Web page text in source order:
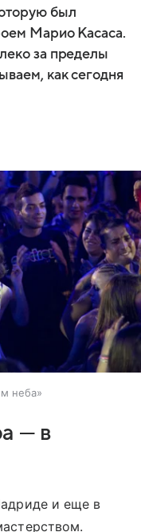
был
Марио Касаса.
за пределы
как сегодня
неба»
— в
и еще в